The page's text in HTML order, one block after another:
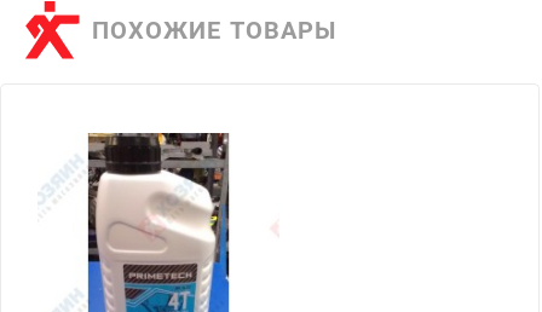
ПОХОЖИЕ ТОВАРЫ